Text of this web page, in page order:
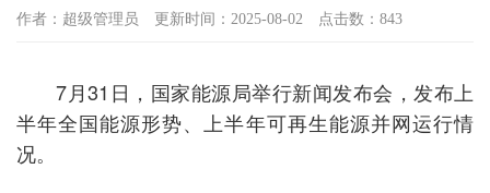
作者：超级管理员 更新时间：2025-08-02 点击数：843
7月31日，国家能源局举行新闻发布会，发布上
半年全国能源形势、上半年可再生能源并网运行情
况。